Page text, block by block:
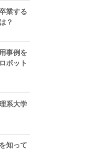
業する
？
事例を
ボット
系大学
知って